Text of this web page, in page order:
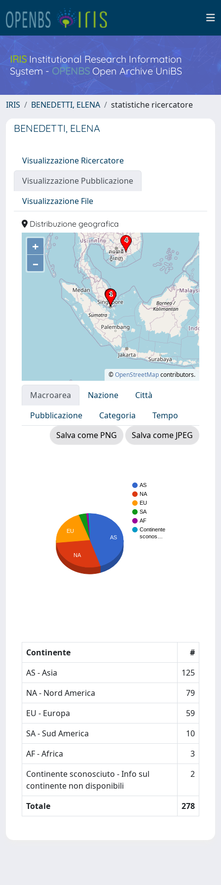
IRISInstitutional Research Information
System - OPENBS Open Archive UniBS
IRIS BENEDETTI, ELENA statistiche ricercatore
BENEDETTI, ELENA
Visualizzazione Ricercatore
Visualizzazione Pubblicazione
Visualizzazione File
Distribuzione geografica
+
–
©OpenStreetMapcontributors.
Macroarea Nazione
Città
Pubblicazione
Categoria
Tempo
Salva come PNG
Salva come JPEG
AS
NA
EU
SA
AF
Continente
sconos…
AS
EU
NA
Continente
#
AS - Asia
125
NA - Nord America
79
EU - Europa
59
SA - Sud America
10
AF - Africa
3
Continente sconosciuto - Info sul
continente non disponibili
2
Totale 278